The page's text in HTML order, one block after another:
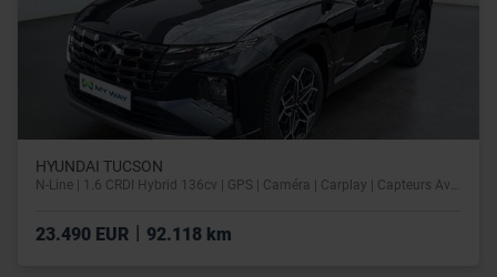
HYUNDAI TUCSON
N-Line | 1.6 CRDI Hybrid 136cv | GPS | Caméra | Carplay | Capteurs Av/Ar
23.490 EUR 92.118 km